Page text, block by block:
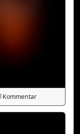
Kommentar